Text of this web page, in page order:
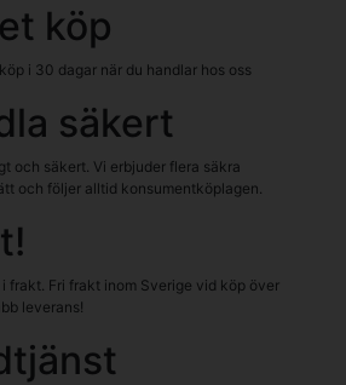
köp
i 30 dagar när du handlar hos oss
säkert
och säkert. Vi erbjuder flera säkra
och följer alltid konsumentköplagen.
i frakt. Fri frakt inom Sverige vid köp över
leverans!